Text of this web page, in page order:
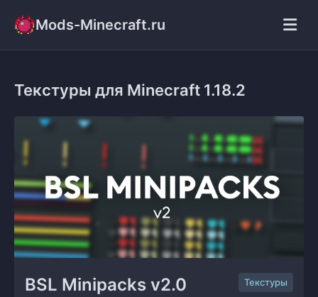
Mods-Minecraft.ru
Текстуры для Minecraft 1.18.2
BSL Minipacks v2.0
Текстуры